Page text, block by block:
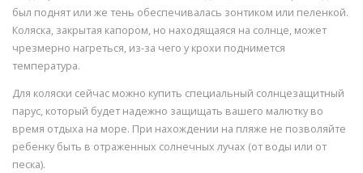
был поднят или же тень обеспечивалась зонтиком или пеленкой.
Коляска, закрытая капором, но находящаяся на солнце, может
чрезмерно нагреться, из-за чего у крохи поднимется
температура.
Для коляски сейчас можно купить специальный солнцезащитный
парус, который будет надежно защищать вашего малютку во
время отдыха на море. При нахождении на пляже не позволяйте
ребенку быть в отраженных солнечных лучах (от воды или от
песка).